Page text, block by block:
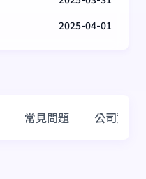
2025-04-01
常見問題 公司資訊